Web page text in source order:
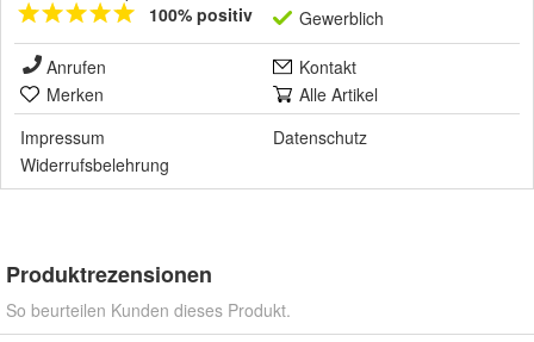
100% positiv
Gewerblich
Anrufen
Kontakt
Merken
Alle Artikel
Impressum
Datenschutz
Widerrufsbelehrung
Produktrezensionen
So beurteilen Kunden dieses Produkt.